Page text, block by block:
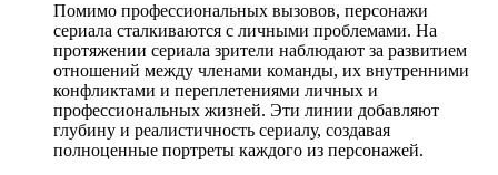
Помимо профессиональных вызовов, персонажи
сериала сталкиваются с личными проблемами. На
протяжении сериала зрители наблюдают за развитием
отношений между членами команды, их внутренними
конфликтами и переплетениями личных и
профессиональных жизней. Эти линии добавляют
глубину и реалистичность сериалу, создавая
полноценные портреты каждого из персонажей.